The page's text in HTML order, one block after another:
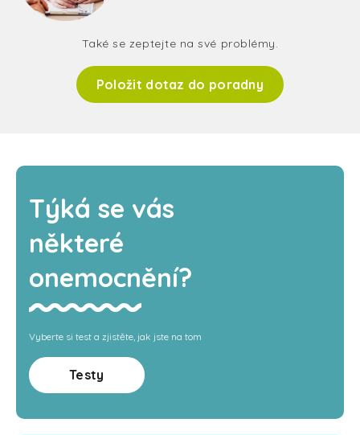
Také se zeptejte na své problémy.
Položit dotaz do poradny
Týká se vás
některé
onemocnění?
Vyberte si test a zjistěte, jak jste na tom
Testy